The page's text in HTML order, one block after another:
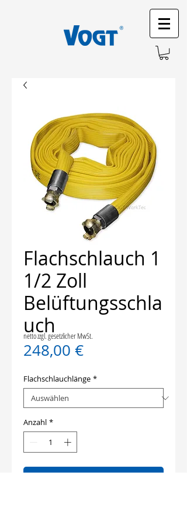
Flachschlauch 1
1/2 Zoll
Belüftungsschla
uch
248,00 €Preis
Flachschlauchlänge *
Anzahl *
netto zzgl. gesetzlicher MwSt.